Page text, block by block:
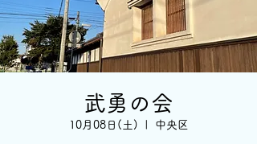
武勇の会
10月08日(土) 中央区